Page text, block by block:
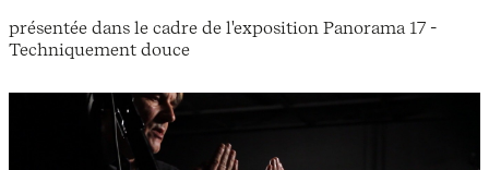
présentée dans le cadre de l'exposition Panorama 17 -
Techniquement douce